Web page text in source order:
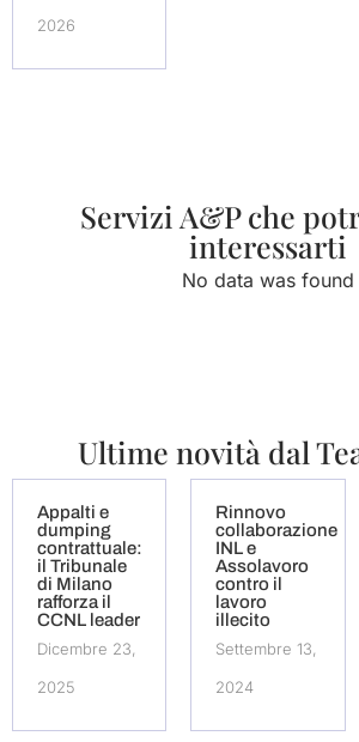
2026
Servizi A&P che
interessarti
No data was found
Ultime novità dal
Appalti e
dumping
contrattuale:
il Tribunale
di Milano
rafforza il
CCNL leader
Dicembre 23,
2025
Rinnovo
collaborazione
INL e
Assolavoro
contro il
lavoro
illecito
Settembre 13,
2024